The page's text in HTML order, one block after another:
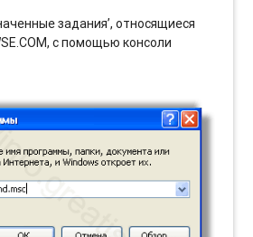
задания’, относящиеся
с помощью консоли